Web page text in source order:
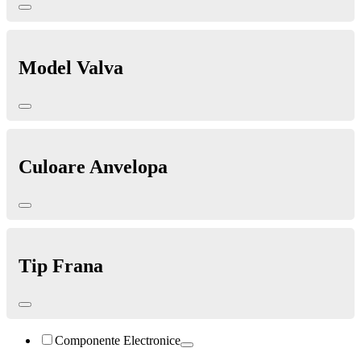
Model Valva
Culoare Anvelopa
Tip Frana
Componente Electronice